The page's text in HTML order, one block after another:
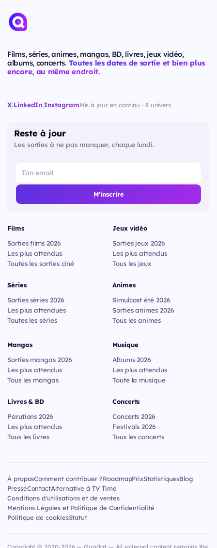
Films, séries, animes, mangas, BD, livres, jeux vidéo,
albums, concerts. Toutes les dates de sortie et bien plus
encore, au même endroit.
X|LinkedIn|InstagramMis à jour en continu · 8 univers
Reste à jour
Les sorties à ne pas manquer, chaque lundi.
M'inscrire
Films
Sorties films 2026
Les plus attendus
Toutes les sorties ciné
Séries
Sorties séries 2026
Les plus attendues
Toutes les séries
Jeux vidéo
Sorties jeux 2026
Les plus attendus
Tous les jeux
Animes
Simulcast été 2026
Sorties animes 2026
Tous les animes
Mangas
Sorties mangas 2026
Les plus attendus
Tous les mangas
Livres & BD
Parutions 2026
Les plus attendus
Tous les livres
Musique
Albums 2026
Les plus attendus
Toute la musique
Concerts
Concerts 2026
Festivals 2026
Tous les concerts
À proposComment contribuer ?RoadmapPrixStatistiquesBlog
PresseContactAlternative à TV Time
Conditions d'utilisations et de ventes
Mentions Légales et Politique de Confidentialité
Politique de cookiesStatut